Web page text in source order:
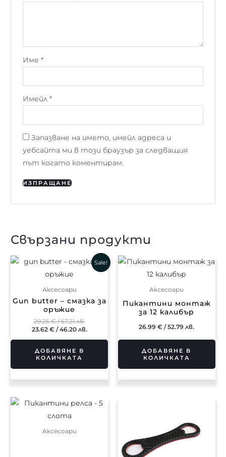
Име *
Имейл *
Запазване на името, имейл адреса и
уебсайта ми в този браузър за следващия
път когато коментирам.
Свързани продукти
Sale!
Аксесоари
Gun butter – смазка за
оръжие
29.25€/ 57.21 лв.
Original
price
57.21 лв..
23.62 €/ 46.20 лв.
Текущата
цена
46.20 лв..
ДОБАВЯНЕ В
КОЛИЧКАТА
Аксесоари
Пикантини монтаж
за 12 калибър
26.99€ / 52.79 лв.
ДОБАВЯНЕ В
КОЛИЧКАТА
Аксесоари